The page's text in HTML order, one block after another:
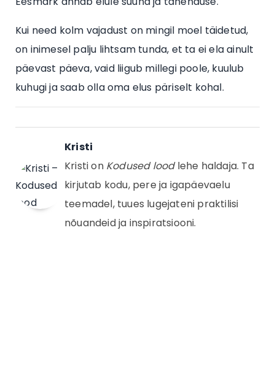
Kui need kolm vajadust on mingil moel täidetud,
on inimesel palju lihtsam tunda, et ta ei ela ainult
päevast päeva, vaid liigub millegi poole, kuulub
kuhugi ja saab olla oma elus päriselt kohal.
Kristi
Kristi on Kodused loodlehe haldaja. Ta
kirjutab kodu, pere ja igapäevaelu
teemadel, tuues lugejateni praktilisi
nõuandeid ja inspiratsiooni.